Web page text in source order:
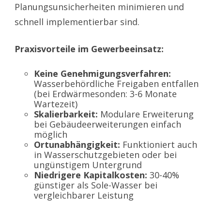
Planungsunsicherheiten minimieren und
schnell implementierbar sind.
Praxisvorteile im Gewerbeeinsatz:
Keine Genehmigungsverfahren:
Wasserbehördliche Freigaben entfallen
(bei Erdwärmesonden: 3-6 Monate
Wartezeit)
Skalierbarkeit: Modulare Erweiterung
bei Gebäudeerweiterungen einfach
möglich
Ortunabhängigkeit: Funktioniert auch
in Wasserschutzgebieten oder bei
ungünstigem Untergrund
Niedrigere Kapitalkosten: 30-40%
günstiger als Sole-Wasser bei
vergleichbarer Leistung